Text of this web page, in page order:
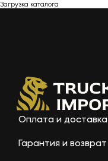
Загрузка каталога
Оплата и доставка
Гарантия и возврат